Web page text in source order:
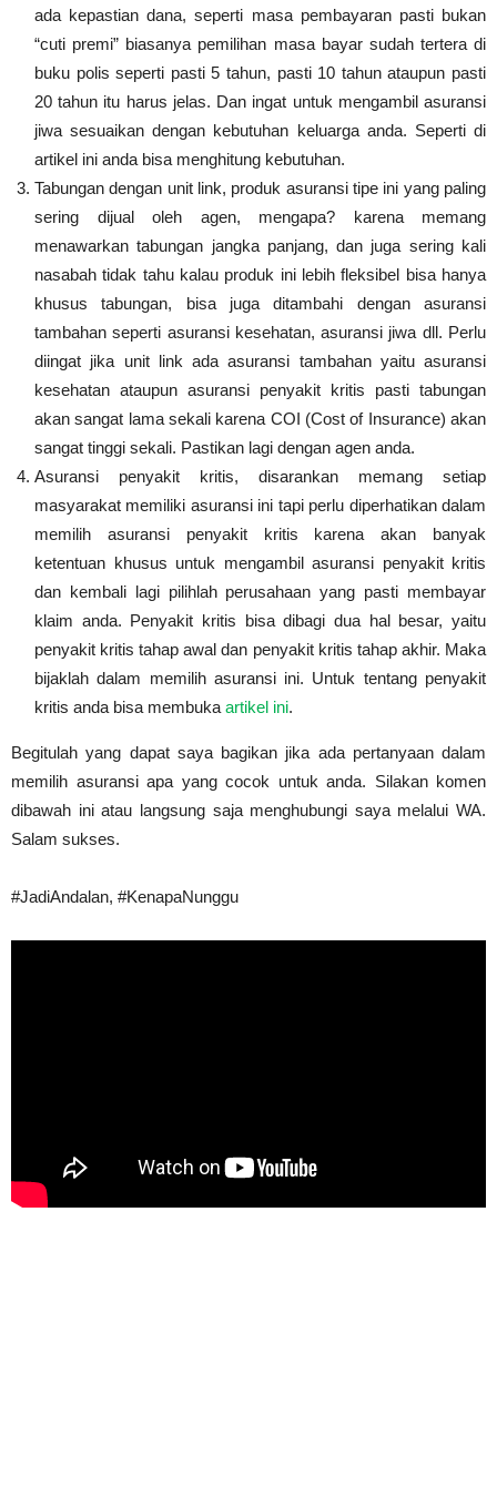
ada kepastian dana, seperti masa pembayaran pasti bukan
“cuti premi” biasanya pemilihan masa bayar sudah tertera di
buku polis seperti pasti 5 tahun, pasti 10 tahun ataupun pasti
20 tahun itu harus jelas. Dan ingat untuk mengambil asuransi
jiwa sesuaikan dengan kebutuhan keluarga anda. Seperti di
artikel ini anda bisa menghitung kebutuhan.
Tabungan dengan unit link, produk asuransi tipe ini yang paling
sering dijual oleh agen, mengapa? karena memang
menawarkan tabungan jangka panjang, dan juga sering kali
nasabah tidak tahu kalau produk ini lebih fleksibel bisa hanya
khusus tabungan, bisa juga ditambahi dengan asuransi
tambahan seperti asuransi kesehatan, asuransi jiwa dll. Perlu
diingat jika unit link ada asuransi tambahan yaitu asuransi
kesehatan ataupun asuransi penyakit kritis pasti tabungan
akan sangat lama sekali karena COI (Cost of Insurance) akan
sangat tinggi sekali. Pastikan lagi dengan agen anda.
Asuransi penyakit kritis, disarankan memang setiap
masyarakat memiliki asuransi ini tapi perlu diperhatikan dalam
memilih asuransi penyakit kritis karena akan banyak
ketentuan khusus untuk mengambil asuransi penyakit kritis
dan kembali lagi pilihlah perusahaan yang pasti membayar
klaim anda. Penyakit kritis bisa dibagi dua hal besar, yaitu
penyakit kritis tahap awal dan penyakit kritis tahap akhir. Maka
bijaklah dalam memilih asuransi ini. Untuk tentang penyakit
kritis anda bisa membuka artikel ini.
Begitulah yang dapat saya bagikan jika ada pertanyaan dalam
memilih asuransi apa yang cocok untuk anda. Silakan komen
dibawah ini atau langsung saja menghubungi saya melalui WA.
Salam sukses.
#JadiAndalan, #KenapaNunggu